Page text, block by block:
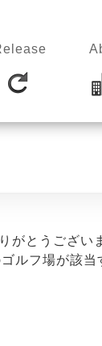
がとうござい
ルフ場が該